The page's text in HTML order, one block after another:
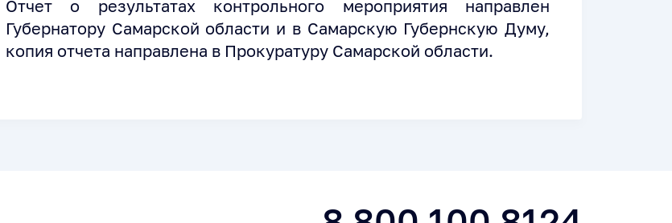
Отчет о результатах контрольного мероприятия направлен
Губернатору Самарской области и в Самарскую Губернскую Думу,
копия отчета направлена в Прокуратуру Самарской области.